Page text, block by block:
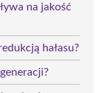
na jakość
hałasu?